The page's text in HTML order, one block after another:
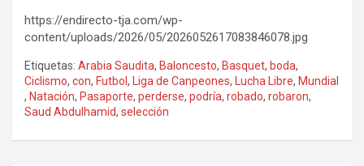
https://endirecto-tja.com/wp-
content/uploads/2026/05/2026052617083846078.jpg
Etiquetas: Arabia Saudita, Baloncesto, Basquet, boda,
Ciclismo, con, Futbol , Liga de Canpeones, Lucha Libre, Mundial
, Natación, Pasaporte, perderse, podría, robado, robaron,
Saud Abdulhamid, selección